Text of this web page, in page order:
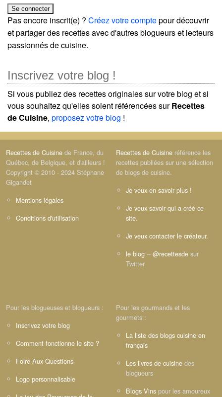
Pas encore inscrit(e) ? Créez votre comptepour découvrir
et partager des recettes avec d'autres blogueurs et lecteurs
passionnés de cuisine.
Inscrivez votre blog !
Si vous publiez des recettes originales sur votre blog et si
vous souhaitez qu'elles soient référencées surRecettes
de Cuisine, proposez votre blog !
Recettes de Cuisine de France, du
Québec, de Belgique, et d'ailleurs !
Copyright © 2010 - 2024 Stéphane
Gigandet
Mentions légales
Conditions d'utilisation
Recettes de Cuisine référence les
recettes publiées sur une sélection
de blogs de cuisine.
Je veux en savoir plus !
Je veux savoir qui a créé ce
site.
Je veux contacter le créateur.
le blog -- @recettesde sur
Twitter
Pour les blogueuses et blogueurs :
Inscrivez votre blog
Comment fonctionne le site ?
Foire Aux Questions
Logo personnalisable
Pour les gourmands et les
gourmets :
La liste des blogs cuisine en
français
Les livres de cuisine des
blogueurs
Blogs Vins pour les amoureux